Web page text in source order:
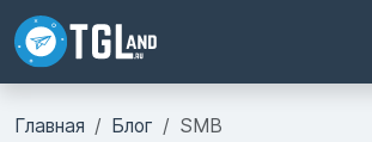
Главная Блог SMB